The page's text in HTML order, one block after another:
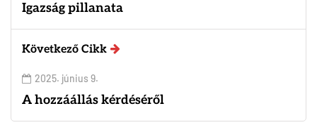
Igazság pillanata
Következő Cikk
2025. június 9.
A hozzáállás kérdéséről